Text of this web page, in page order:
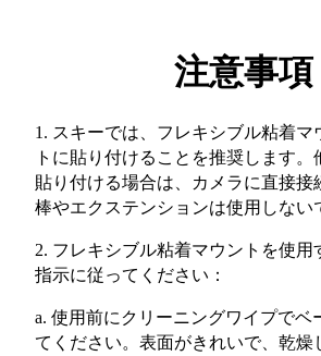
注意事項
1. スキーでは、フレキシブル粘着マ
トに貼り付けることを推奨します。
貼り付ける場合は、カメラに直接接
棒やエクステンションは使用しない
2. フレキシブル粘着マウントを使用
指示に従ってください：
a. 使用前にクリーニングワイプでベ
てください。表面がきれいで、乾燥